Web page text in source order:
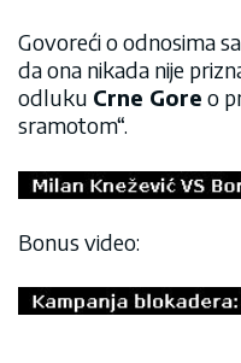
Govoreći o odnosima sa
da ona nikada nije
odluku Crne Gore o
sramotom“.
Bonus video: